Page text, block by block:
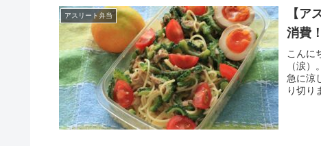
アスリート弁当
【ア
消費
こんに
（涙
急に涼
り切り